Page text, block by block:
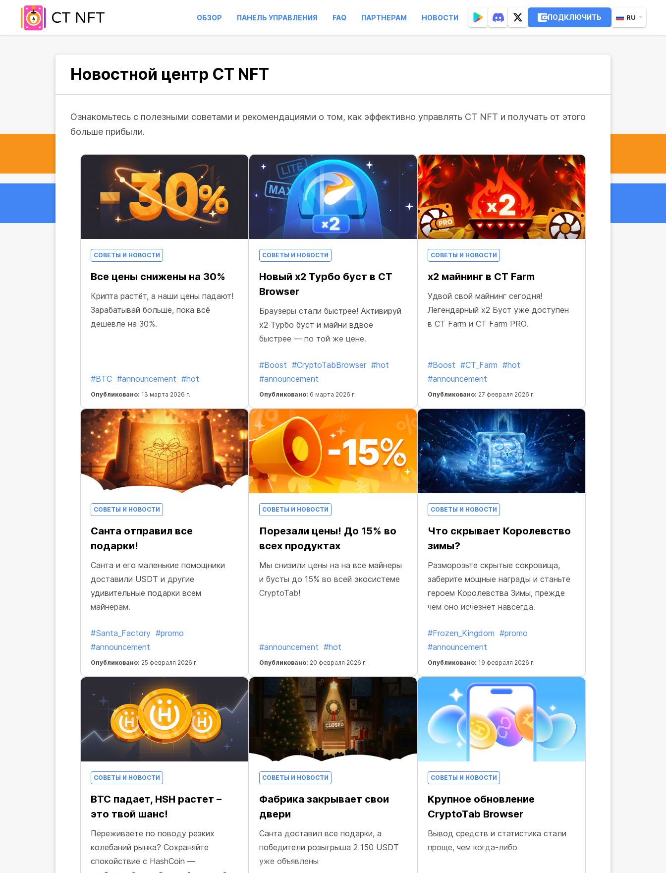
ОБЗОР ПАНЕЛЬ УПРАВЛЕНИЯ FAQ ПАРТНЕРАМ НОВОСТИ ПОДКЛЮЧИТЬ RU
Новостной центр CT NFT
Ознакомьтесь с полезными советами и рекомендациями о том, как эффективно управлять CT NFT и получать от этого
больше прибыли.
СОВЕТЫ И НОВОСТИ
Все цены снижены на 30%
Крипта растёт, а наши цены падают!
Зарабатывай больше, пока всё
дешевле на 30%.
#BTC #announcement #hot
Опубликовано: 13 марта 2026 г.
СОВЕТЫ И НОВОСТИ
Новый x2 Турбо буст в CT
Browser
Браузеры стали быстрее! Активируй
x2 Турбо буст и майни вдвое
быстрее — по той же цене.
#Boost #CryptoTabBrowser #hot
#announcement
Опубликовано: 6 марта 2026 г.
СОВЕТЫ И НОВОСТИ
x2 майнинг в CT Farm
Удвой свой майнинг сегодня!
Легендарный x2 Буст уже доступен
в CT Farm и CT Farm PRO.
#Boost #CT_Farm #hot
#announcement
Опубликовано: 27 февраля 2026 г.
СОВЕТЫ И НОВОСТИ
Санта отправил все
подарки!
Санта и его маленькие помощники
доставили USDT и другие
удивительные подарки всем
майнерам.
#Santa_Factory #promo
#announcement
Опубликовано: 25 февраля 2026 г.
СОВЕТЫ И НОВОСТИ
Порезали цены! До 15% во
всех продуктах
Мы снизили цены на на все майнеры
и бусты до 15% во всей экосистеме
CryptoTab!
#announcement #hot
Опубликовано: 20 февраля 2026 г.
СОВЕТЫ И НОВОСТИ
Что скрывает Королевство
зимы?
Разморозьте скрытые сокровища,
заберите мощные награды и станьте
героем Королевства Зимы, прежде
чем оно исчезнет навсегда.
#Frozen_Kingdom #promo
#announcement
Опубликовано: 19 февраля 2026 г.
СОВЕТЫ И НОВОСТИ
BTC падает, HSH растет –
это твой шанс!
Переживаете по поводу резких
колебаний рынка? Сохраняйте
спокойствие с HashCoin —
СОВЕТЫ И НОВОСТИ
Фабрика закрывает свои
двери
Санта доставил все подарки, а
победители розыгрыша 2 150 USDT
уже объявлены
СОВЕТЫ И НОВОСТИ
Крупное обновление
CryptoTab Browser
Вывод средств и статистика стали
проще, чем когда-либо